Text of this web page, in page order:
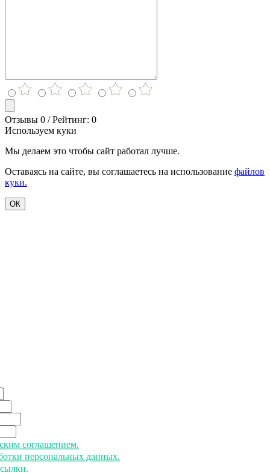
Отзывы 0 / Рейтинг: 0
Используем куки
Мы делаем это чтобы сайт работал лучше.
Оставаясь на сайте, вы соглашаетесь на использование файлов
куки.
ОК
соглашением.
персональных данных.